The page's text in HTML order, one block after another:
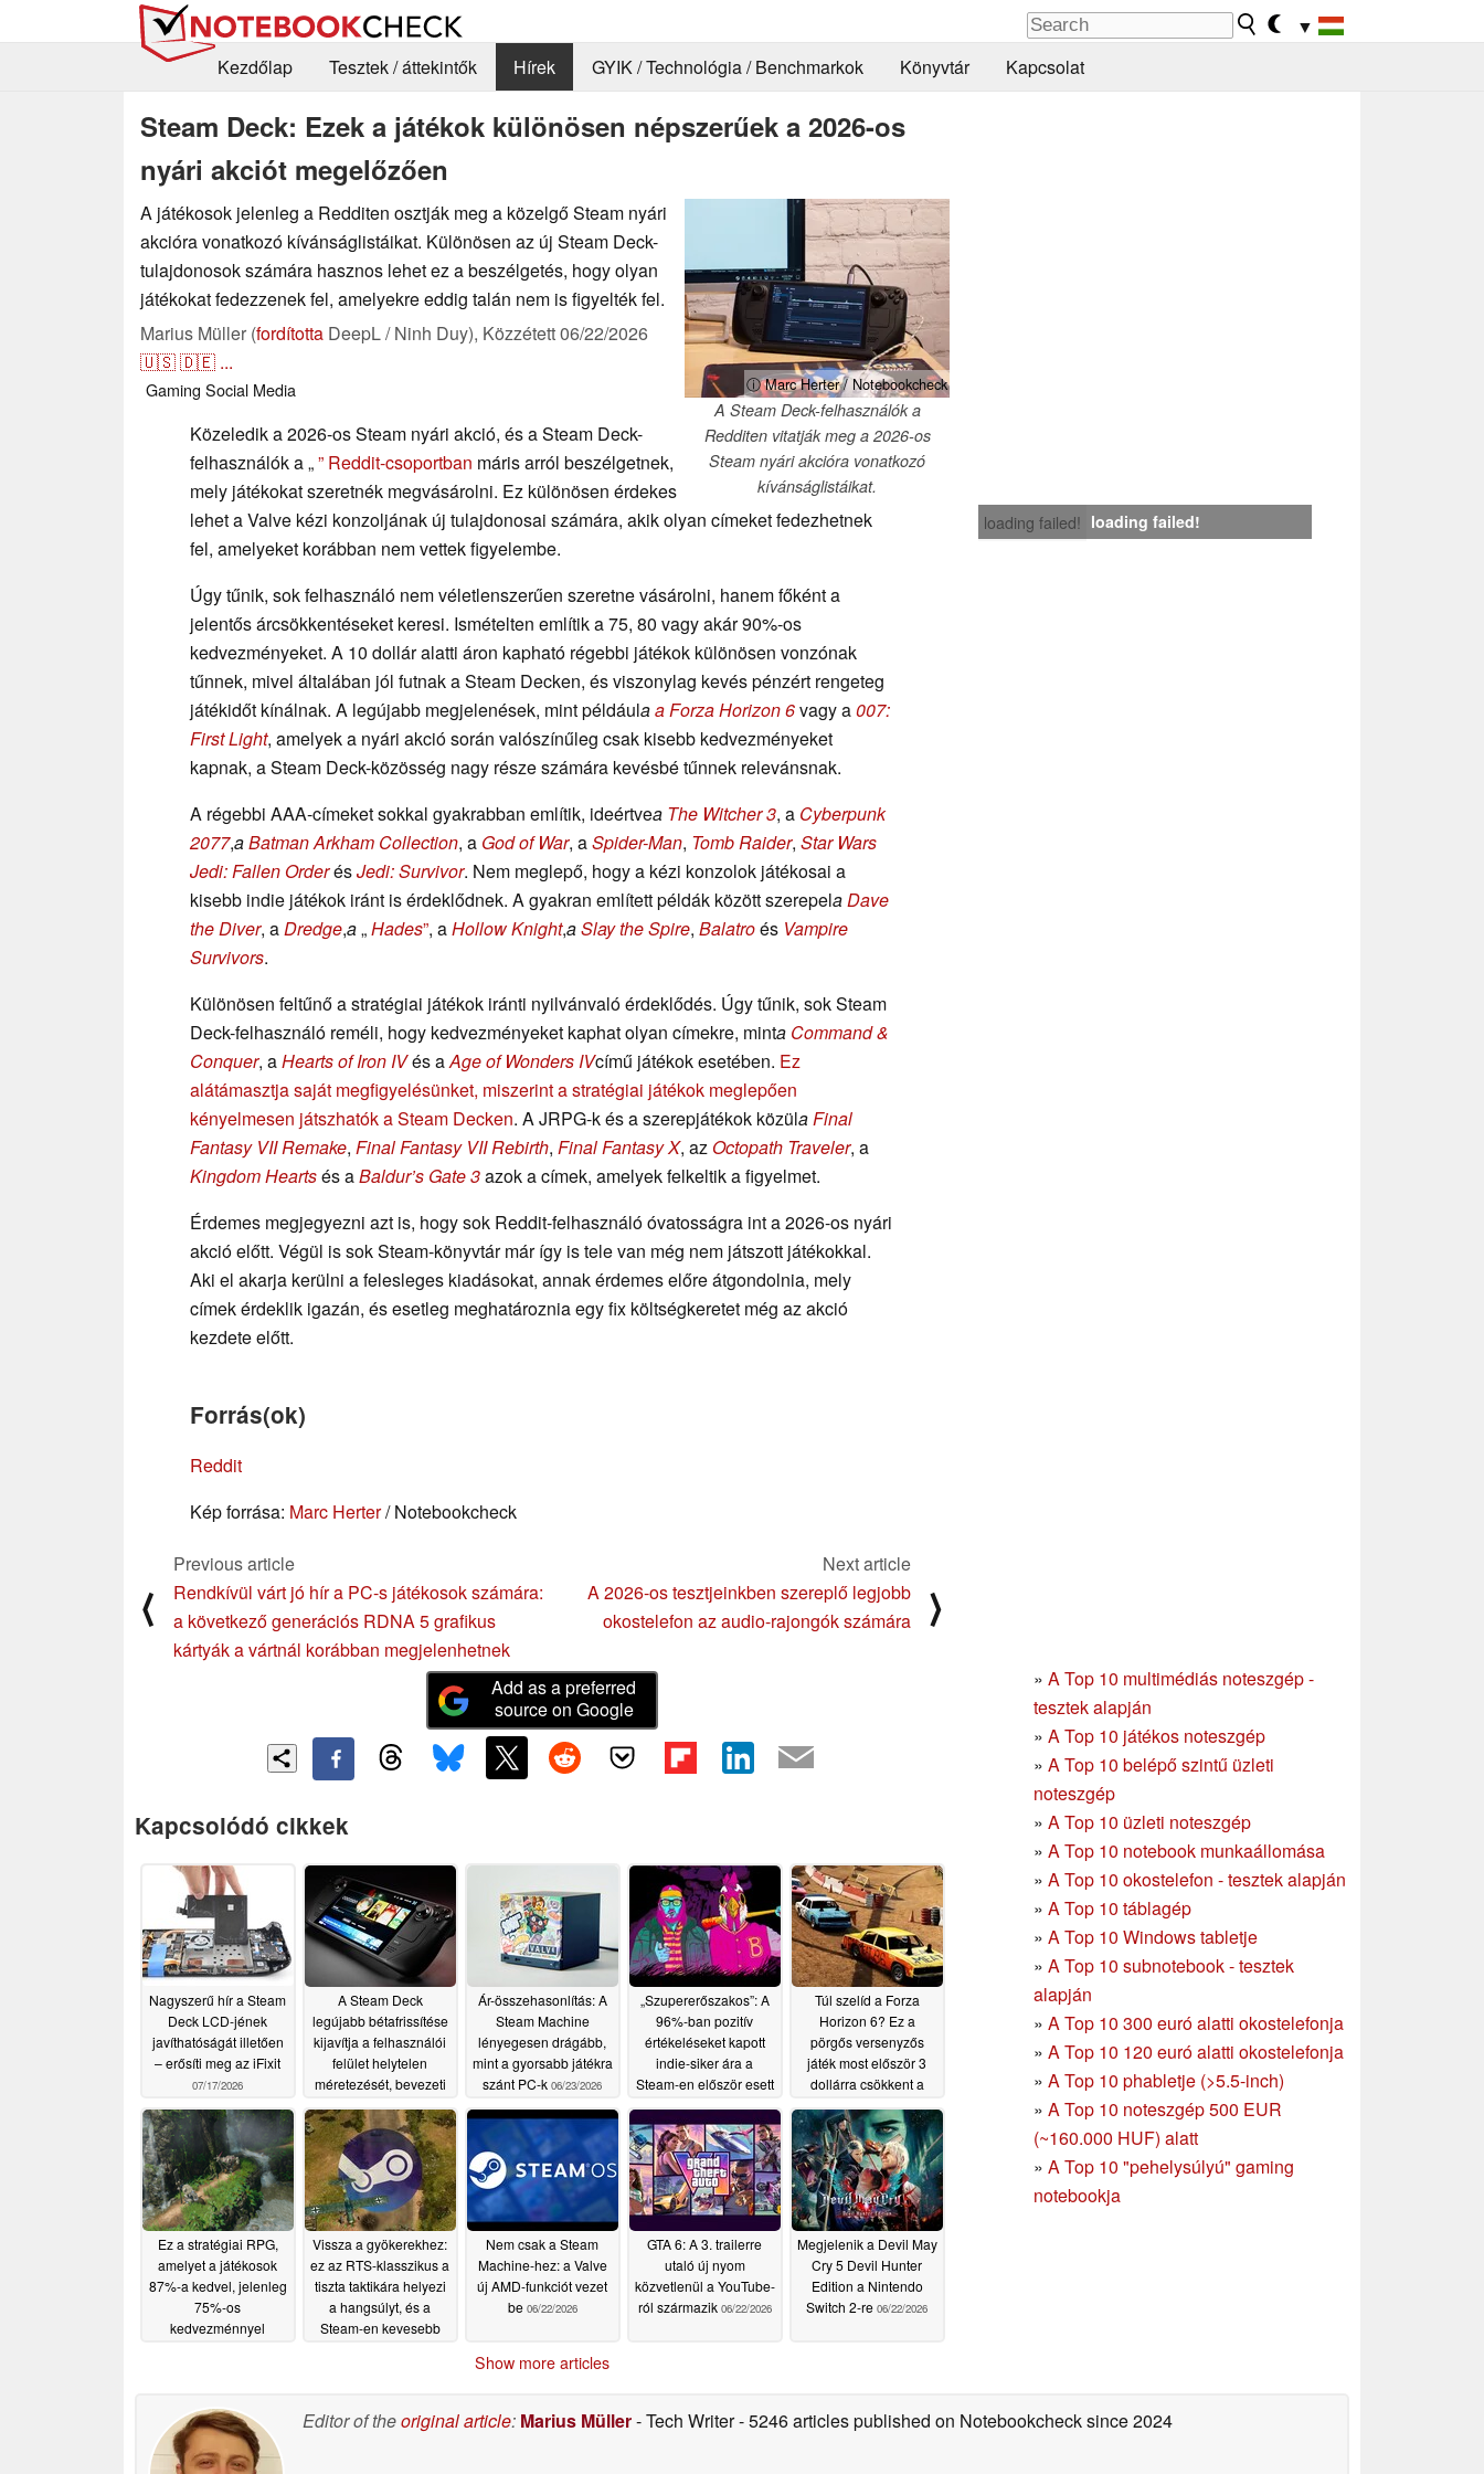
▼
Kezdőlap
Tesztek / áttekintők Hírek GYIK / Technológia / Benchmarkok Könyvtár Kapcsolat
Steam Deck: Ezek a játékok különösen népszerűek a 2026-os
nyári akciót megelőzően
ⓘ Marc Herter / Notebookcheck
A Steam Deck-felhasználók a
Redditen vitatják meg a 2026-os
Steam nyári akcióra vonatkozó
kívánságlistáikat.
A játékosok jelenleg a Redditen osztják meg a közelgő Steam nyári
akcióra vonatkozó kívánságlistáikat. Különösen az új Steam Deck-
tulajdonosok számára hasznos lehet ez a beszélgetés, hogy olyan
játékokat fedezzenek fel, amelyekre eddig talán nem is figyelték fel.
Marius Müller (fordította DeepL / Ninh Duy), Közzétett06/22/2026
🇺🇸🇩🇪 ...
Gaming Social Media
loading failed! loading failed!
Közeledik a 2026-os Steam nyári akció, és a Steam Deck-
felhasználók a „” Reddit-csoportban máris arról beszélgetnek,
mely játékokat szeretnék megvásárolni. Ez különösen érdekes
lehet a Valve kézi konzoljának új tulajdonosai számára, akik olyan címeket fedezhetnek
fel, amelyeket korábban nem vettek figyelembe.
Úgy tűnik, sok felhasználó nem véletlenszerűen szeretne vásárolni, hanem főként a
jelentős árcsökkentéseket keresi. Ismételten említik a 75, 80 vagy akár 90%-os
kedvezményeket. A 10 dollár alatti áron kapható régebbi játékok különösen vonzónak
tűnnek, mivel általában jól futnak a Steam Decken, és viszonylag kevés pénzért rengeteg
játékidőt kínálnak. A legújabb megjelenések, mint példáulaa Forza Horizon 6vagy a007:
First Light, amelyek a nyári akció során valószínűleg csak kisebb kedvezményeket
kapnak, a Steam Deck-közösség nagy része számára kevésbé tűnnek relevánsnak.
A régebbi AAA-címeket sokkal gyakrabban említik, ideértvea The Witcher 3, a Cyberpunk
2077,aBatman Arkham Collection, a God of War, aSpider-Man, Tomb Raider, Star Wars
Jedi: Fallen OrderésJedi: Survivor. Nem meglepő, hogy a kézi konzolok játékosai a
kisebb indie játékok iránt is érdeklődnek. A gyakran említett példák között szerepelaDave
the Diver, aDredge,a„Hades”, aHollow Knight,aSlay the Spire, Balatroés Vampire
Survivors.
Különösen feltűnő a stratégiai játékok iránti nyilvánvaló érdeklődés. Úgy tűnik, sok Steam
Deck-felhasználó reméli, hogy kedvezményeket kaphat olyan címekre, minta Command &
Conquer, aHearts of Iron IVés aAge of Wonders IVcímű játékok esetében. Ez
alátámasztja saját megfigyelésünket, miszerint a stratégiai játékok meglepően
kényelmesen játszhatók a Steam Decken. A JRPG-k és a szerepjátékok közülaFinal
Fantasy VII Remake, Final Fantasy VII Rebirth, Final Fantasy X, az Octopath Traveler, a
Kingdom Heartsés aBaldur’s Gate 3azok a címek, amelyek felkeltik a figyelmet.
Érdemes megjegyezni azt is, hogy sok Reddit-felhasználó óvatosságra int a 2026-os nyári
akció előtt. Végül is sok Steam-könyvtár már így is tele van még nem játszott játékokkal.
Aki el akarja kerülni a felesleges kiadásokat, annak érdemes előre átgondolnia, mely
címek érdeklik igazán, és esetleg meghatároznia egy fix költségkeretet még az akció
kezdete előtt.
Forrás(ok)
Reddit
Kép forrása: Marc Herter/ Notebookcheck
⟨
Previous article
Rendkívül várt jó hír a PC-s játékosok számára:
a következő generációs RDNA 5 grafikus
kártyák a vártnál korábban megjelenhetnek
Next article
A 2026-os tesztjeinkben szereplő legjobb
okostelefon az audio-rajongók számára
⟩
» A Top 10 multimédiás noteszgép -
tesztek alapján
» A Top 10 játékos noteszgép
» A Top 10 belépő szintű üzleti
noteszgép
» A Top 10 üzleti noteszgép
» A Top 10 notebook munkaállomása
» A Top 10 okostelefon - tesztek alapján
» A Top 10 táblagép
» A Top 10 Windows tabletje
» A Top 10 subnotebook - tesztek
alapján
» A Top 10 300 euró alatti okostelefonja
» A Top 10 120 euró alatti okostelefonja
» A Top 10 phabletje (>5.5-inch)
» A Top 10 noteszgép 500 EUR
(~160.000 HUF) alatt
» A Top 10 "pehelysúlyú" gaming
notebookja
Add as a preferred
source on Google
Kapcsolódó cikkek
Nagyszerű hír a Steam
Deck LCD-jének
javíthatóságát illetően
– erősíti meg az iFixit
07/17/2026
A Steam Deck
legújabb bétafrissítése
kijavítja a felhasználói
felület helytelen
méretezését, bevezeti
Remote Play
funkcióhoz, és még sok
más újdonságot is
tartalmaz 07/10/2026
Ár-összehasonlítás: A
Steam Machine
lényegesen drágább,
mint a gyorsabb játékra
szánt PC-k 06/23/2026
„Szupererőszakos”: A
96%-ban pozitív
értékeléseket kapott
indie-siker ára a
Steam-en először esett
06/22/2026
Túl szelíd a Forza
Horizon 6? Ez a
pörgős versenyzős
játék most először 3
dollárra csökkent a
dollár helyett06/22/2026
Ez a stratégiai RPG,
amelyet a játékosok
87%-a kedvel, jelenleg
75%-os
kedvezménnyel
Vissza a gyökerekhez:
ez az RTS-klasszikus a
tiszta taktikára helyezi
a hangsúlyt, és a
Steam-en kevesebb
Nem csak a Steam
Machine-hez: a Valve
új AMD-funkciót vezet
be 06/22/2026
GTA 6: A 3. trailerre
utaló új nyom
közvetlenül a YouTube-
ról származik 06/22/2026
Megjelenik a Devil May
Cry 5 Devil Hunter
Edition a Nintendo
Switch 2-re 06/22/2026
Show more articles
Editor of theoriginal article: Marius Müller- Tech Writer- 5246 articles published on Notebookchecksince 2024